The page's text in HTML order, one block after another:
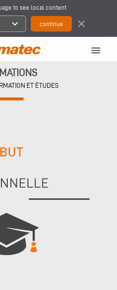
to see local content
expand_more close
menu
ET ÉTUDES